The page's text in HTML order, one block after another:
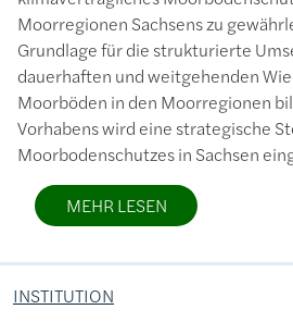
Moorregionen Sachsens zu
Grundlage für die strukturierte
dauerhaften und weitgehenden
Moorböden in den Moorregionen
Vorhabens wird eine strategische
Moorbodenschutzes in Sachsen
MEHR LESEN
INSTITUTION